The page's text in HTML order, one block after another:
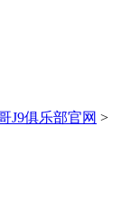
J9俱乐部官网 >